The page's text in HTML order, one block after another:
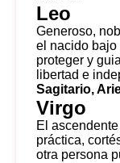
Leo
Generoso,
el nacido bajo
proteger y
libertad e
Sagitario,
Virgo
El
práctica,
otra persona